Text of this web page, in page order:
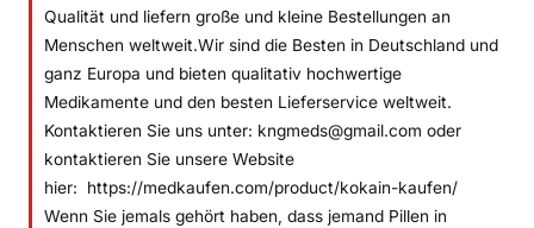
Qualität und liefern große und kleine Bestellungen an
Menschen weltweit.Wir sind die Besten in Deutschland und
ganz Europa und bieten qualitativ hochwertige
Medikamente und den besten Lieferservice weltweit.
Kontaktieren Sie uns unter: kngmeds@gmail.com oder
kontaktieren Sie unsere Website
hier: https://medkaufen.com/product/kokain-kaufen/
Wenn Sie jemals gehört haben, dass jemand Pillen in